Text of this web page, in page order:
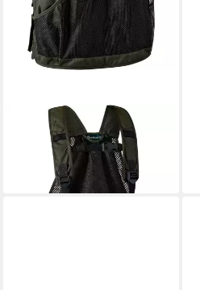
DEERHUNTER
Jagdweste Weste Atlas Multi
41,99 € UVP49,99 €